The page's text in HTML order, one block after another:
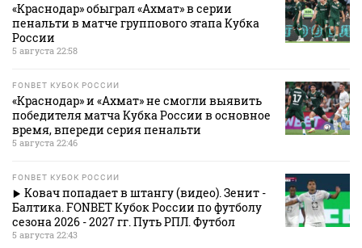
«Краснодар» обыграл «Ахмат» в серии
пенальти в матче группового этапа Кубка
России
5 августа 22:58
FONBET КУБОК РОССИИ
«Краснодар» и «Ахмат» не смогли выявить
победителя матча Кубка России в основное
время, впереди серия пенальти
5 августа 22:46
FONBET КУБОК РОССИИ
Ковач попадает в штангу (видео). Зенит -
Балтика. FONBET Кубок России по футболу
сезона 2026 - 2027 гг. Путь РПЛ. Футбол
5 августа 22:43